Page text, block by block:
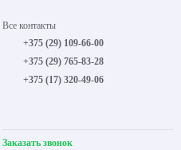
Все контакты
+375 (29) 109-66-00
+375 (29) 765-83-28
+375 (17) 320-49-06
Заказать звонок